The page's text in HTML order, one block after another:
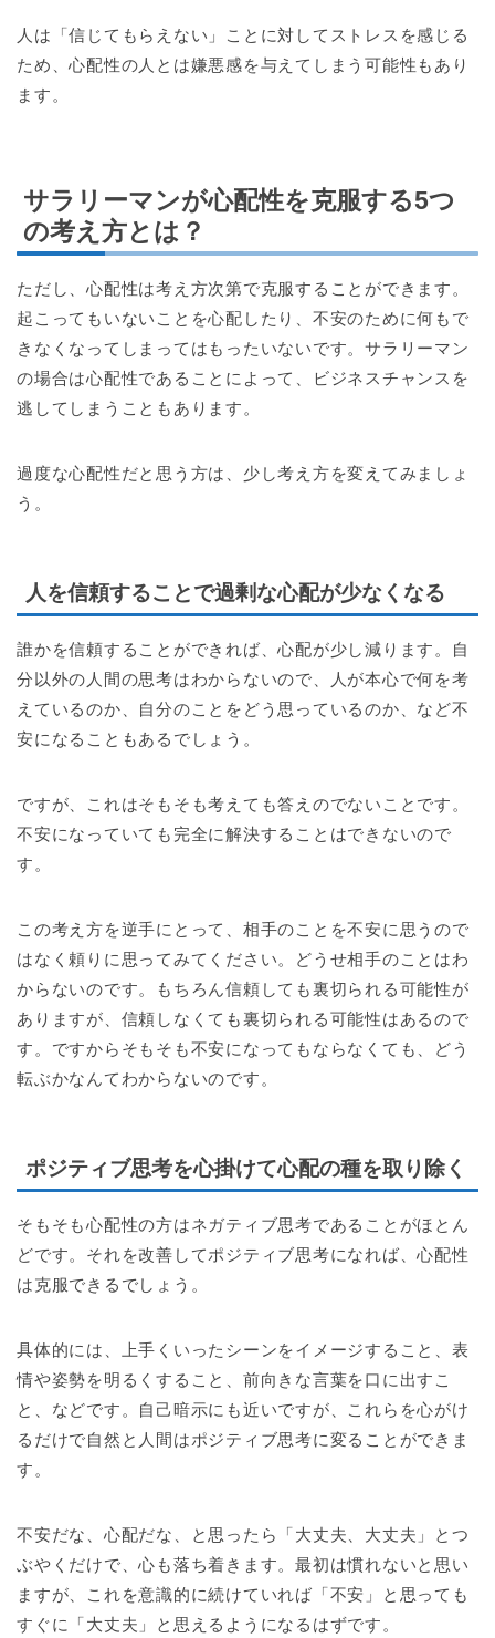
人は「信じてもらえない」ことに対してストレスを感じる
ため、心配性の人とは嫌悪感を与えてしまう可能性もあり
ます。
サラリーマンが心配性を克服する5つ
の考え方とは？
ただし、心配性は考え方次第で克服することができます。
起こってもいないことを心配したり、不安のために何もで
きなくなってしまってはもったいないです。サラリーマン
の場合は心配性であることによって、ビジネスチャンスを
逃してしまうこともあります。
過度な心配性だと思う方は、少し考え方を変えてみましょ
う。
人を信頼することで過剰な心配が少なくなる
誰かを信頼することができれば、心配が少し減ります。自
分以外の人間の思考はわからないので、人が本心で何を考
えているのか、自分のことをどう思っているのか、など不
安になることもあるでしょう。
ですが、これはそもそも考えても答えのでないことです。
不安になっていても完全に解決することはできないので
す。
この考え方を逆手にとって、相手のことを不安に思うので
はなく頼りに思ってみてください。どうせ相手のことはわ
からないのです。もちろん信頼しても裏切られる可能性が
ありますが、信頼しなくても裏切られる可能性はあるので
す。ですからそもそも不安になってもならなくても、どう
転ぶかなんてわからないのです。
ポジティブ思考を心掛けて心配の種を取り除く
そもそも心配性の方はネガティブ思考であることがほとん
どです。それを改善してポジティブ思考になれば、心配性
は克服できるでしょう。
具体的には、上手くいったシーンをイメージすること、表
情や姿勢を明るくすること、前向きな言葉を口に出すこ
と、などです。自己暗示にも近いですが、これらを心がけ
るだけで自然と人間はポジティブ思考に変ることができま
す。
不安だな、心配だな、と思ったら「大丈夫、大丈夫」とつ
ぶやくだけで、心も落ち着きます。最初は慣れないと思い
ますが、これを意識的に続けていれば「不安」と思っても
すぐに「大丈夫」と思えるようになるはずです。